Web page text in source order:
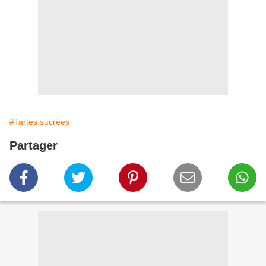
#Tartes sucrées
Partager